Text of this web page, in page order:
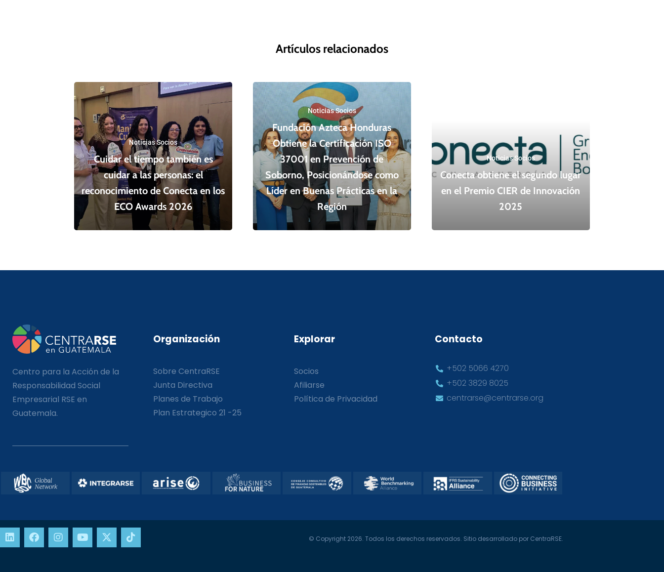
Artículos relacionados
Noticias Socios
Cuidar el tiempo también es
cuidar a las personas: el
reconocimiento de Conecta en los
ECO Awards 2026
Noticias Socios
Fundación Azteca Honduras
Obtiene la Certificación ISO
37001 en Prevención de
Soborno, Posicionándose como
Líder en Buenas Prácticas en la
Región
Noticias Socios
Conecta obtiene el segundo lugar
en el Premio CIER de Innovación
2025
Centro para la Acción de la
Responsabilidad Social
Empresarial RSE en
Guatemala.
Organización
Sobre CentraRSE
Junta Directiva
Planes de Trabajo
Plan Estrategico 21 -25
Explorar
Socios
Afiliarse
Política de Privacidad
Contacto
+502 5066 4270
+502 3829 8025
centrarse@centrarse.org
© Copyright 2026. Todos los derechos reservados. Sitio desarrollado por CentraRSE.